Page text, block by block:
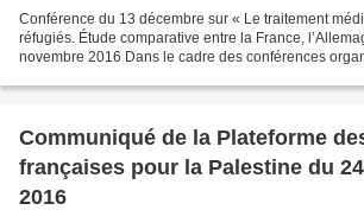
Conférence du 13 décembre sur « Le traitement
réfugiés. Étude comparative entre la France,
novembre 2016 Dans le cadre des conférences
Communiqué de la Plateforme
françaises pour la Palestine du
2016